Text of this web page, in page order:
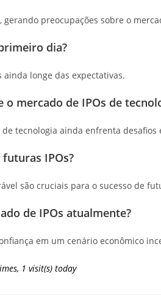
preocupações sobre o
dia?
ainda longe das expectativas.
mercado de IPOs de
tecnologia ainda enfrenta desafios
IPOs?
são cruciais para o sucesso de
de IPOs atualmente?
em um cenário econômico
1 visit(s) today